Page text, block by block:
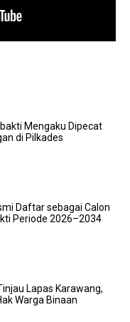
Mengaku Dipecat
di Pilkades
Daftar sebagai Calon
Periode 2026–2034
Lapas Karawang,
Warga Binaan